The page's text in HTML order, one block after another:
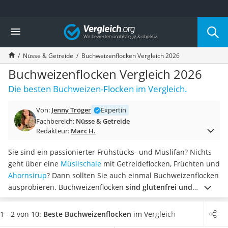
Die beliebtesten Vergleiche nach Kategorie
Lebensmittel
Schwarzkümmelöl
Knäckebrot
Schwarzkümmelöl-Kapseln
Manukahonig
Eiklar
Balsamico-Essig
Schwarzkümmelöl bio
Honig
Gemüsebrühe
Eiskaffee-Pulver
Irischer Whiskey
Grapefruitkernextrakt
Matcha-Set
Vergleich
Nüsse & Getreide Buchweizenflocken Vergleich 2026
Buchweizenflocken Vergleich 2026
Die besten Buchweizen-Flocken im Vergleich.
Von: Jenny Tröger
Expertin
Fachbereich: Nüsse & Getreide
Redakteur: Marc H.
Sie sind ein passionierter Frühstücks- und Müslifan? Nichts
geht über eine Müslischale mit Getreideflocken, Früchten und
Ahornsirup? Dann sollten Sie auch einmal Buchweizenflocken
ausprobieren. Buchweizenflocken sind glutenfrei und
schmecken angenehm nussig. Laut Tests im Internet sind die
Flocken reich an Proteinen und Ballaststoffen– und eignen
1 - 2 von 10: Beste Buchweizenflocken im Vergleich